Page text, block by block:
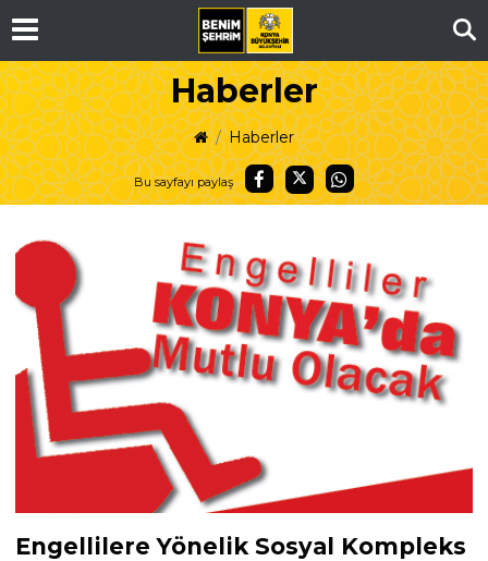
Haberler
Haberler
Bu sayfayı paylaş
Engellilere Yönelik Sosyal Kompleks